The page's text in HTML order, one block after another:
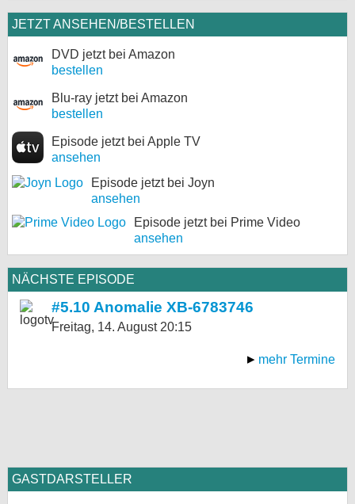
JETZT ANSEHEN/BESTELLEN
DVD jetzt bei Amazon
bestellen
Blu-ray jetzt bei Amazon
bestellen
Episode jetzt bei Apple TV
ansehen
Episode jetzt bei Joyn
ansehen
Episode jetzt bei Prime Video
ansehen
NÄCHSTE EPISODE
#5.10 Anomalie XB-6783746
Freitag, 14. August 20:15
mehr Termine
GASTDARSTELLER